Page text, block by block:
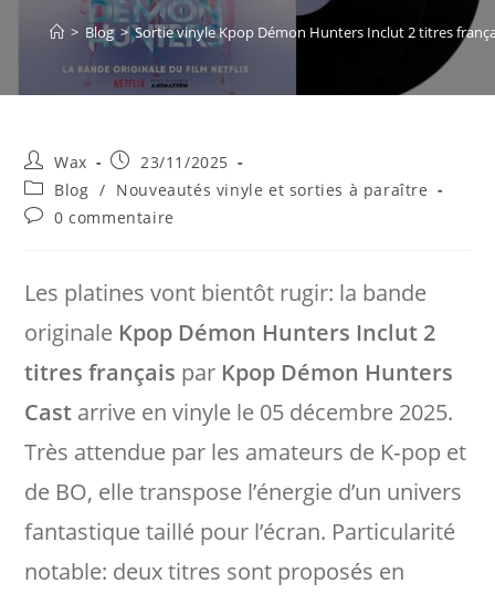
> Blog > Sortie vinyle Kpop Démon Hunters Inclut 2 titres
Auteur/autrice
de
la
publication :
Wax
Publication
publiée :
23/11/2025
Post
category:
Blog / Nouveautés vinyle et sorties à paraître
Commentaires
0 commentaire
Les platines vont bientôt rugir: la bande
originale Kpop Démon Hunters Inclut 2
titres français par Kpop Démon Hunters
Cast arrive en vinyle le 05 décembre 2025.
Très attendue par les amateurs de K‑pop et
de BO, elle transpose l’énergie d’un univers
fantastique taillé pour l’écran. Particularité
notable: deux titres sont proposés en